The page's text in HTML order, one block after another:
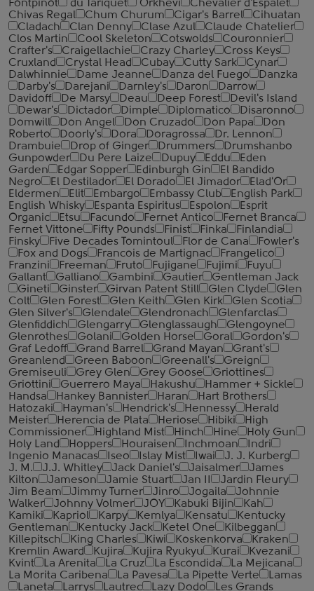
Fontpinot
du Tariquet Orkhevi
Chevalier d'Espalet
Chivas Regal
Chum Churum Cigar's Barrel
Cihuatan
Cladach
Clan Denny Clase Azul
Claude Chatelier
Clos Martin
Cool Skeleton Cotswolds
Couronnier
Crafter's
Craigellachie Crazy Charley
Cross Keys
Cruxland
Crystal Head Cubay Cutty Sark
Cynar
Dalwhinnie
Dame Jeanne Danza del Fuego
Danzka
Darby's
Darejani Darnley's Daron
Darrow
Davidoff
De Marsy Deau Deep Forest
Devil's Island
Dewar's
Dictador Dimple Diplomatico
Disaronno
Domwill
Don Angel Don Cruzado Don Papa
Don
Roberto
Doorly's Dora Doragrossa
Dr. Lennon
Drambuie
Drop of Ginger Drummers
Drumshanbo
Gunpowder
Du Pere Laize Dupuy Eddu
Eden
Garden
Edgar Sopper Edinburgh Gin
El Bandido
Negro
El Destilador El Dorado El Jimador
Elad'Or
Eldermen
Elit Embargo Embassy Club
English Park
English Whisky
Espanta Espiritus Espolon
Esprit
Organic
Etsu Facundo Fernet Antico
Fernet Branca
Fernet Vittone
Fifty Pounds Finist Finka
Finlandia
Finsky
Five Decades Tomintoul Flor de Cana
Fowler's
Fox and Dogs
Francois de Martignac
Frangelico
Franzini
Freeman Fruto Fujigane Fujimi
Fuyu
Gallant
Galliano Gambini Gautier
Gentleman Jack
Gineti
Ginster Girvan Patent Still Glen Clyde
Glen
Colt
Glen Forest Glen Keith Glen Kirk
Glen Scotia
Glen Silver's
Glendale Glendronach
Glenfarclas
Glenfiddich
Glengarry Glenglassaugh
Glengoyne
Glenrothes
Golani Golden Horse Goral
Gordon's
Graf Ledoff
Grand Barrel Grand Mayan
Grant's
Greanlend
Green Baboon Greenall's
Greign
Gremiseuli
Grey Glen Grey Goose
Griottines
Griottini
Guerrero Maya Hakushu
Hammer + Sickle
Handsa
Hankey Bannister Haran
Hart Brothers
Hatozaki
Hayman's Hendrick's Hennessy
Herald
Meister
Herencia de Plata Heriose Hibiki
High
Commissioner
Highland Mist Hinch Hine
Holy Gun
Holy Land
Hoppers Houraisen Inchmoan
Indri
Ingenio Manacas
Iseo Islay Mist Iwai
J. J. Kurberg
J. M.
J.J. Whitley Jack Daniel's Jaisalmer
James
Kilton
Jameson Jamie Stuart Jan II
Jardin Fleury
Jim Beam
Jimmy Turner Jinro Jogaila
Johnnie
Walker
Johnny Volmer JOY Kabuki Bijin
Kah
Kamiki
Kapriol Karpy Kemlya Kensatu
Kentucky
Gentleman
Kentucky Jack Ketel One
Kilbeggan
Killepitsch
King Charles Kiwi Koskenkorva
Kraken
Kremlin Award
Kujira Kujira Ryukyu Kurai
Kvezani
Kvint
La Arenita La Cruz La Escondida
La Mejicana
La Morita Caribena
La Pavesa La Pipette Verte
Lamas
Laneta
Larrys Lautrec Lazy Dodo
Les Grands